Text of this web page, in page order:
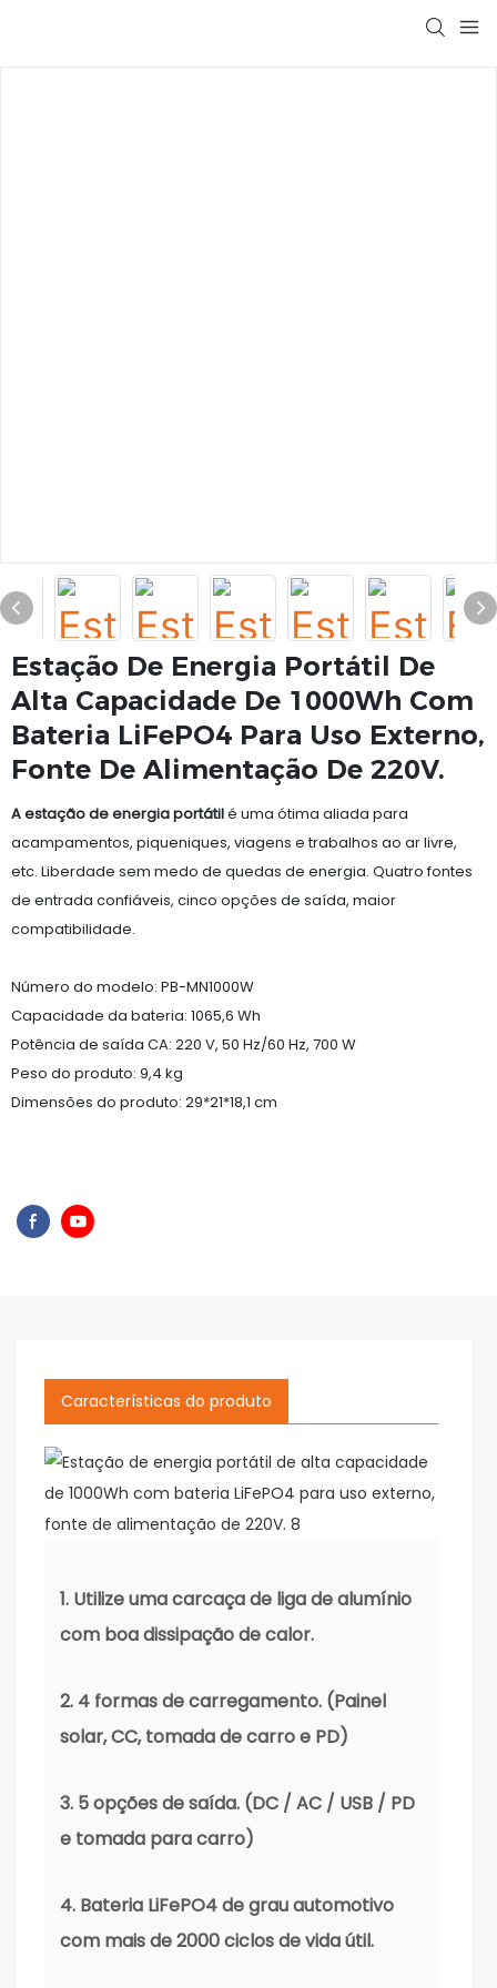
Estação De Energia Portátil De
Alta Capacidade De 1000Wh Com
Bateria LiFePO4 Para Uso Externo,
Fonte De Alimentação De 220V.
A estação de energia portátilé uma ótima aliada para
acampamentos, piqueniques, viagens e trabalhos ao ar livre,
etc. Liberdade sem medo de quedas de energia. Quatro fontes
de entrada confiáveis, cinco opções de saída, maior
compatibilidade.
Número do modelo: PB-MN1000W
Capacidade da bateria: 1065,6 Wh
Potência de saída CA: 220 V, 50 Hz/60 Hz, 700 W
Peso do produto: 9,4 kg
Dimensões do produto: 29*21*18,1 cm
Características do produto
1. Utilize uma carcaça de liga de alumínio
com boa dissipação de calor.
2. 4 formas de carregamento. (Painel
solar, CC, tomada de carro e PD)
3. 5 opções de saída. (DC / AC / USB / PD
e tomada para carro)
4. Bateria LiFePO4 de grau automotivo
com mais de 2000 ciclos de vida útil.